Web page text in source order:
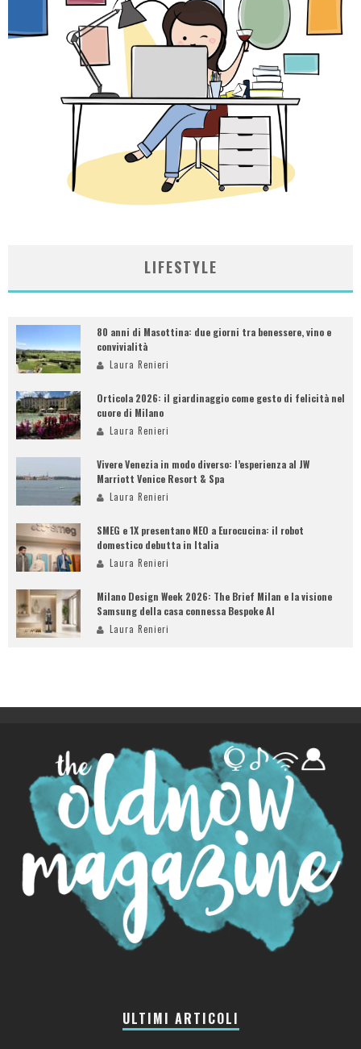
LIFESTYLE
80 anni di Masottina: due giorni tra benessere, vino e
convivialità
Laura Renieri
Orticola 2026: il giardinaggio come gesto di felicità nel
cuore di Milano
Laura Renieri
Vivere Venezia in modo diverso: l’esperienza al JW
Marriott Venice Resort & Spa
Laura Renieri
SMEG e 1X presentano NEO a Eurocucina: il robot
domestico debutta in Italia
Laura Renieri
Milano Design Week 2026: The Brief Milan e la visione
Samsung della casa connessa Bespoke AI
Laura Renieri
ULTIMI ARTICOLI